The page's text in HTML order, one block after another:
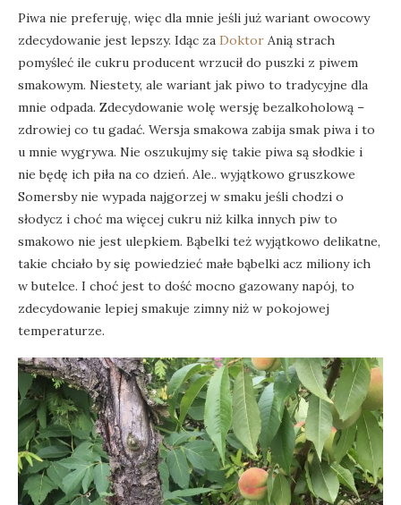
Piwa nie preferuję, więc dla mnie jeśli już wariant owocowy
zdecydowanie jest lepszy. Idąc za Doktor Anią strach
pomyśleć ile cukru producent wrzucił do puszki z piwem
smakowym. Niestety, ale wariant jak piwo to tradycyjne dla
mnie odpada. Zdecydowanie wolę wersję bezalkoholową –
zdrowiej co tu gadać. Wersja smakowa zabija smak piwa i to
u mnie wygrywa. Nie oszukujmy się takie piwa są słodkie i
nie będę ich piła na co dzień. Ale.. wyjątkowo gruszkowe
Somersby nie wypada najgorzej w smaku jeśli chodzi o
słodycz i choć ma więcej cukru niż kilka innych piw to
smakowo nie jest ulepkiem. Bąbelki też wyjątkowo delikatne,
takie chciało by się powiedzieć małe bąbelki acz miliony ich
w butelce. I choć jest to dość mocno gazowany napój, to
zdecydowanie lepiej smakuje zimny niż w pokojowej
temperaturze.